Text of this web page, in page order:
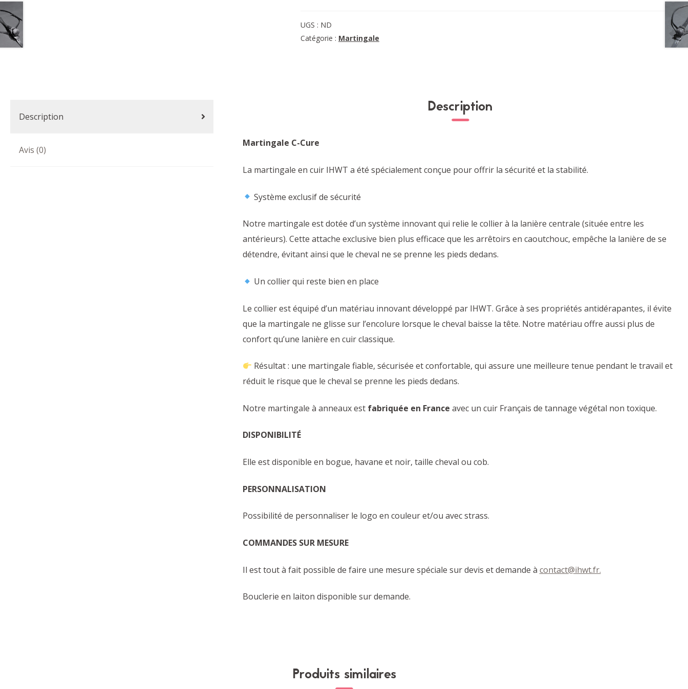
Cure
UGS : ND
Catégorie : Martingale
Description
Avis (0)
Description
Martingale C-Cure
La martingale en cuir IHWT a été spécialement conçue pour offrir la sécurité et la stabilité.
Système exclusif de sécurité
Notre martingale est dotée d’un système innovant qui relie le collier à la lanière centrale (située entre les
antérieurs). Cette attache exclusive bien plus efficace que les arrêtoirs en caoutchouc, empêche la lanière de se
détendre, évitant ainsi que le cheval ne se prenne les pieds dedans.
Un collier qui reste bien en place
Le collier est équipé d’un matériau innovant développé par IHWT. Grâce à ses propriétés antidérapantes, il évite
que la martingale ne glisse sur l’encolure lorsque le cheval baisse la tête. Notre matériau offre aussi plus de
confort qu’une lanière en cuir classique.
Résultat : une martingale fiable, sécurisée et confortable, qui assure une meilleure tenue pendant le travail et
réduit le risque que le cheval se prenne les pieds dedans.
Notre martingale à anneaux est fabriquée en France avec un cuir Français de tannage végétal non toxique.
DISPONIBILITÉ
Elle est disponible en bogue, havane et noir, taille cheval ou cob.
PERSONNALISATION
Possibilité de personnaliser le logo en couleur et/ou avec strass.
COMMANDES SUR MESURE
Il est tout à fait possible de faire une mesure spéciale sur devis et demande à contact@ihwt.fr.
Bouclerie en laiton disponible sur demande.
Produits similaires